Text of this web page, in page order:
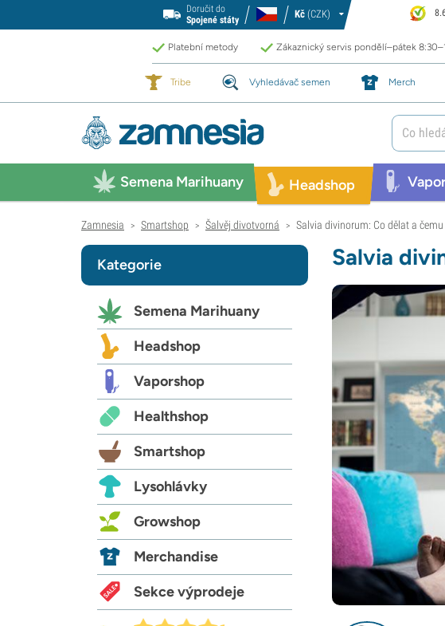
Doručit do
Spojené státy
Kč (CZK)
Platební metody Zákaznický servis pondělí–pátek
Tribe Vyhledávač semen Merch
Semena Marihuany Headshop
Zamnesia > Smartshop > Šalvěj divotvorná > Salvia divinorum: Co dělat a
Salvia
Kategorie
Semena Marihuany
Headshop
Vaporshop
Healthshop
Smartshop
Lysohlávky
Growshop
Merchandise
Sekce výprodeje